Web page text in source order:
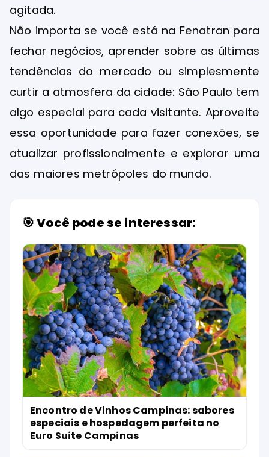
agitada.
Não importa se você está na Fenatran para
fechar negócios, aprender sobre as últimas
tendências do mercado ou simplesmente
curtir a atmosfera da cidade: São Paulo tem
algo especial para cada visitante. Aproveite
essa oportunidade para fazer conexões, se
atualizar profissionalmente e explorar uma
das maiores metrópoles do mundo.
🎯 Você pode se interessar:
Encontro de Vinhos Campinas: sabores
especiais e hospedagem perfeita no
Euro Suite Campinas